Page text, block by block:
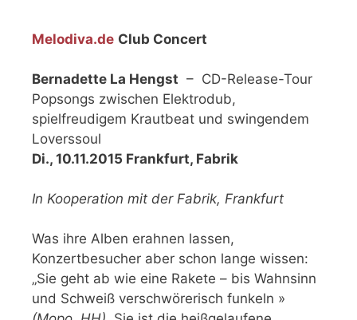
Melodiva.de Club Concert
Bernadette La Hengst – CD-Release-Tour
Popsongs zwischen Elektrodub,
spielfreudigem Krautbeat und swingendem
Loverssoul
Di., 10.11.2015 Frankfurt, Fabrik
In Kooperation mit der Fabrik, Frankfurt
Was ihre Alben erahnen lassen,
Konzertbesucher aber schon lange wissen:
„Sie geht ab wie eine Rakete – bis Wahnsinn
und Schweiß verschwörerisch funkeln »